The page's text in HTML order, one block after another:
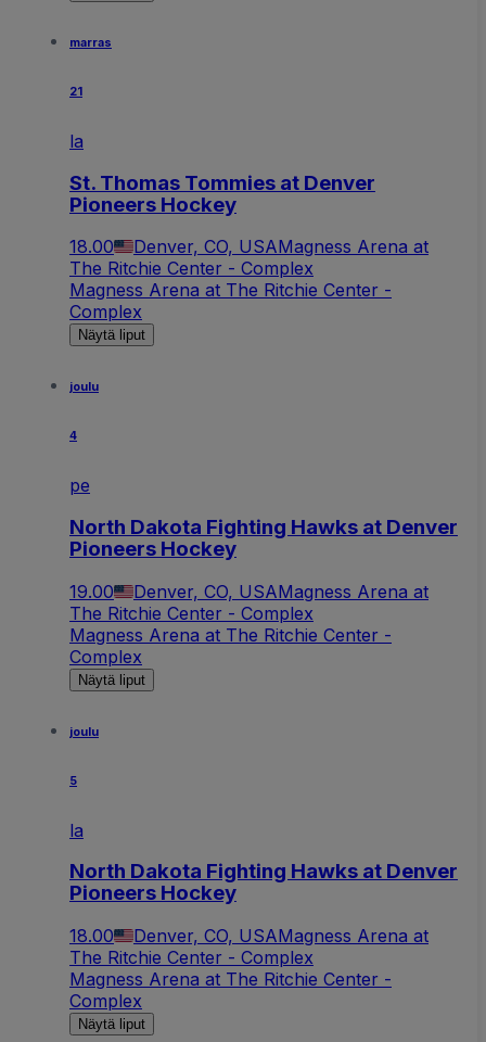
marras
21
la
St. Thomas Tommies at Denver
Pioneers Hockey
18.00 Denver, CO, USAMagness Arena at
The Ritchie Center - Complex
Magness Arena at The Ritchie Center -
Complex
Näytä liput
joulu
4
pe
North Dakota Fighting Hawks at Denver
Pioneers Hockey
19.00 Denver, CO, USAMagness Arena at
The Ritchie Center - Complex
Magness Arena at The Ritchie Center -
Complex
Näytä liput
joulu
5
la
North Dakota Fighting Hawks at Denver
Pioneers Hockey
18.00 Denver, CO, USAMagness Arena at
The Ritchie Center - Complex
Magness Arena at The Ritchie Center -
Complex
Näytä liput